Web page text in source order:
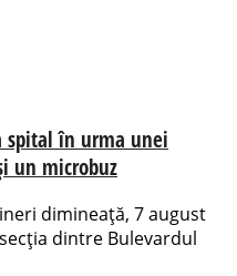
spital în urma unei
un microbuz
dimineață, 7 august
dintre Bulevardul